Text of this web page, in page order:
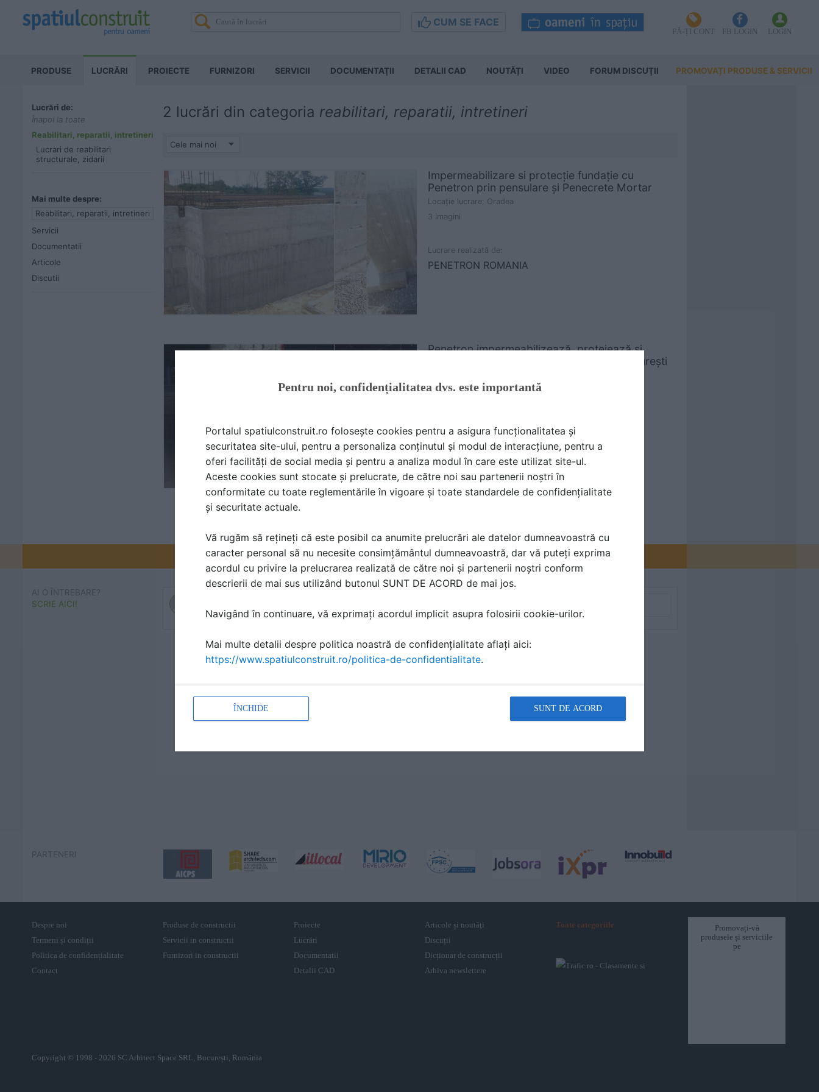
CUM SE FACE
FĂ-ȚI CONT FB LOGIN LOGIN
PRODUSE LUCRĂRI PROIECTE FURNIZORI SERVICII DOCUMENTAŢII DETALII CAD NOUTĂȚI VIDEO FORUM DISCUŢII PROMOVAȚI PRODUSE & SERVICII
Lucrări de:
Înapoi la toate
Reabilitari, reparatii, intretineri
Lucrari de reabilitari
structurale, zidarii
Mai multe despre:
Reabilitari, reparatii, intretineri
Servicii
Documentatii
Articole
Discutii
2 lucrări din categoria reabilitari, reparatii, intretineri
Cele mai noi
Impermeabilizare si protecție fundație cu
Penetron prin pensulare și Penecrete Mortar
Locaţie lucrare: Oradea
3 imagini
Lucrare realizată de:
PENETRON ROMANIA
Penetron impermeabilizează, protejează și
reabilitează parcarea subterană Obor București
4 imagini
PENETRON ROMANIA
Promovați-vă produsele și serviciile pe SpatiulConstruit.ro!
AI O ÎNTREBARE?
SCRIE AICI!
PARTENERI
Despre noi
Termeni și condiții
Politica de confidențialitate
Contact
Produse de constructii
Servicii in constructii
Furnizori in constructii
Proiecte
Lucrări
Documentatii
Detalii CAD
Articole și noutăţi
Discuții
Dicționar de construcții
Arhiva newslettere
Toate categoriile
Promovați-vă
produsele și serviciile
pe
Copyright © 1998 - 2026 SC Arhitect Space SRL, București, România
Pentru noi, confidențialitatea dvs. este importantă
Portalul spatiulconstruit.ro folosește cookies pentru a asigura funcționalitatea și
securitatea site-ului, pentru a personaliza conținutul și modul de interacțiune, pentru a
oferi facilități de social media și pentru a analiza modul în care este utilizat site-ul.
Aceste cookies sunt stocate și prelucrate, de către noi sau partenerii noștri în
conformitate cu toate reglementările în vigoare și toate standardele de confidențialitate
și securitate actuale.
Vă rugăm să rețineți că este posibil ca anumite prelucrări ale datelor dumneavoastră cu
caracter personal să nu necesite consimțământul dumneavoastră, dar vă puteți exprima
acordul cu privire la prelucrarea realizată de către noi și partenerii noștri conform
descrierii de mai sus utilizând butonul SUNT DE ACORD de mai jos.
Navigând în continuare, vă exprimați acordul implicit asupra folosirii cookie-urilor.
Mai multe detalii despre politica noastră de confidențialitate aflați aici:
https://www.spatiulconstruit.ro/politica-de-confidentialitate.
ÎNCHIDE SUNT DE ACORD